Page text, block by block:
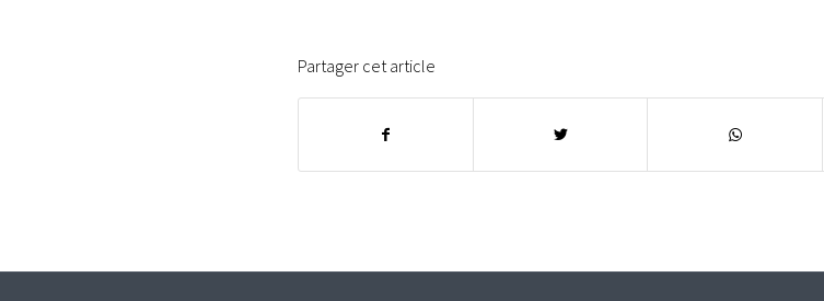
Partager cet article